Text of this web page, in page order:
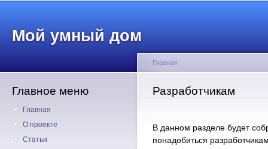
Мой умный дом
Главное меню
Главная
О проекте
Статьи
Вы здесь
Главная
Разработчикам
В данном разделе будет
понадобиться